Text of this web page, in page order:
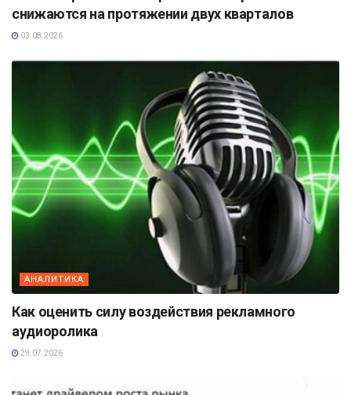
снижаются на протяжении двух кварталов
03.08.2026
АНАЛИТИКА
Как оценить силу воздействия рекламного
аудиоролика
29.07.2026